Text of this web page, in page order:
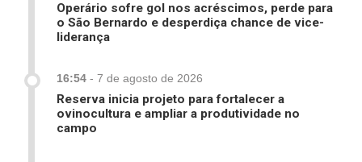
Operário sofre gol nos acréscimos, perde para
o São Bernardo e desperdiça chance de vice-
liderança
16:54 - 7 de agosto de 2026
Reserva inicia projeto para fortalecer a
ovinocultura e ampliar a produtividade no
campo